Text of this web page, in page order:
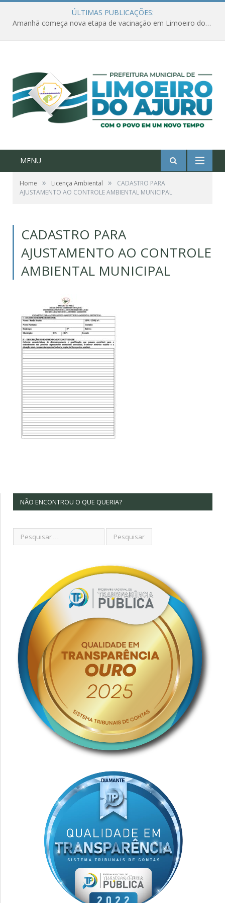
ÚLTIMAS PUBLICAÇÕES:
Amanhã começa nova etapa de vacinação em Limoeiro do Ajuru para idosos com 65 ou mais
MENU
Home » Licença Ambiental »
CADASTRO PARA
AJUSTAMENTO AO CONTROLE AMBIENTAL MUNICIPAL
CADASTRO PARA
AJUSTAMENTO AO CONTROLE
AMBIENTAL MUNICIPAL
NÃO ENCONTROU O QUE QUERIA?